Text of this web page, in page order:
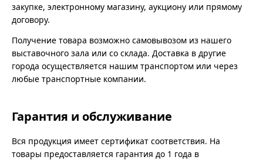
закупке, электронному магазину, аукциону или прямому
договору.
Получение товара возможно самовывозом из нашего
выставочного зала или со склада. Доставка в другие
города осуществляется нашим транспортом или через
любые транспортные компании.
Гарантия и обслуживание
Вся продукция имеет сертификат соответствия. На
товары предоставляется гарантия до 1 года в